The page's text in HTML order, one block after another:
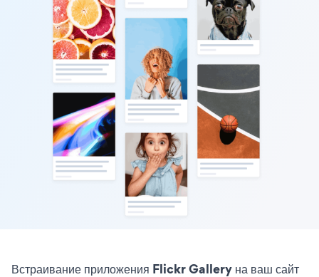
Встраивание приложения Flickr Gallery на ваш сайт